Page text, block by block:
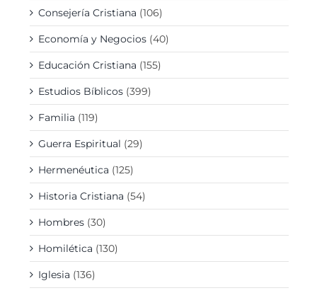
Consejería Cristiana (106)
Economía y Negocios (40)
Educación Cristiana (155)
Estudios Bíblicos (399)
Familia (119)
Guerra Espiritual (29)
Hermenéutica (125)
Historia Cristiana (54)
Hombres (30)
Homilética (130)
Iglesia (136)